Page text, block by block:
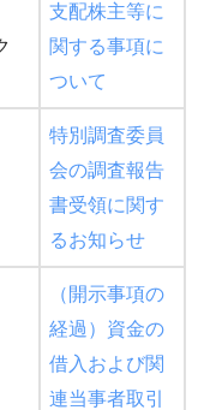
支配株主等に
関する事項に
ついて
特別調査委員
会の調査報告
書受領に関す
るお知らせ
（開示事項の
経過）資金の
借入および関
連当事者取引